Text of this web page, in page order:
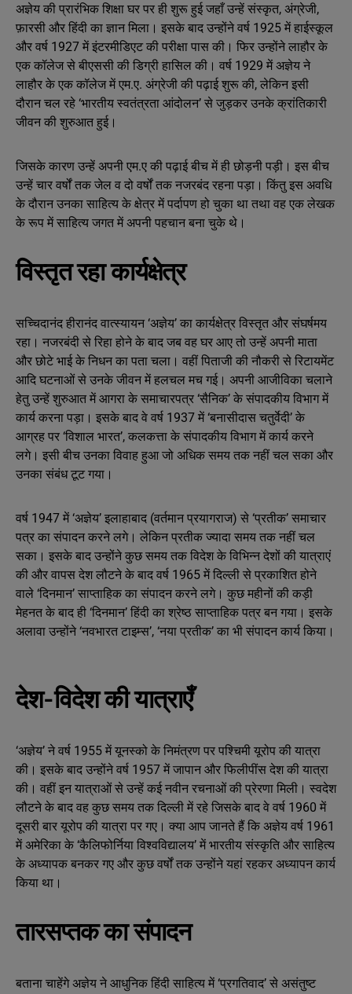
अज्ञेय की प्रारंभिक शिक्षा घर पर ही शुरू हुई जहाँ उन्हें संस्कृत, अंग्रेजी,
फ़ारसी और हिंदी का ज्ञान मिला। इसके बाद उन्होंने वर्ष 1925 में हाईस्कूल
और वर्ष 1927 में इंटरमीडिएट की परीक्षा पास की। फिर उन्होंने लाहौर के
एक कॉलेज से बीएससी की डिग्री हासिल की। वर्ष 1929 में अज्ञेय ने
लाहौर के एक कॉलेज में एम.ए. अंग्रेजी की पढ़ाई शुरू की, लेकिन इसी
दौरान चल रहे ‘भारतीय स्वतंत्रता आंदोलन’ से जुड़कर उनके क्रांतिकारी
जीवन की शुरुआत हुई।
जिसके कारण उन्हें अपनी एम.ए की पढ़ाई बीच में ही छोड़नी पड़ी। इस बीच
उन्हें चार वर्षों तक जेल व दो वर्षों तक नजरबंद रहना पड़ा। किंतु इस अवधि
के दौरान उनका साहित्य के क्षेत्र में पर्दापण हो चुका था तथा वह एक लेखक
के रूप में साहित्य जगत में अपनी पहचान बना चुके थे।
विस्तृत रहा कार्यक्षेत्र
सच्चिदानंद हीरानंद वात्स्यायन ‘अज्ञेय’ का कार्यक्षेत्र विस्तृत और संघर्षमय
रहा। नजरबंदी से रिहा होने के बाद जब वह घर आए तो उन्हें अपनी माता
और छोटे भाई के निधन का पता चला। वहीं पिताजी की नौकरी से रिटायमेंट
आदि घटनाओं से उनके जीवन में हलचल मच गई। अपनी आजीविका चलाने
हेतु उन्हें शुरुआत में आगरा के समाचारपत्र ‘सैनिक’ के संपादकीय विभाग में
कार्य करना पड़ा। इसके बाद वे वर्ष 1937 में ‘बनासीदास चतुर्वेदी’ के
आग्रह पर ‘विशाल भारत’, कलकत्ता के संपादकीय विभाग में कार्य करने
लगे। इसी बीच उनका विवाह हुआ जो अधिक समय तक नहीं चल सका और
उनका संबंध टूट गया।
वर्ष 1947 में ‘अज्ञेय’ इलाहाबाद (वर्तमान प्रयागराज) से ‘प्रतीक’ समाचार
पत्र का संपादन करने लगे। लेकिन प्रतीक ज्यादा समय तक नहीं चल
सका। इसके बाद उन्होंने कुछ समय तक विदेश के विभिन्न देशों की यात्राएं
की और वापस देश लौटने के बाद वर्ष 1965 में दिल्ली से प्रकाशित होने
वाले ‘दिनमान’ साप्ताहिक का संपादन करने लगे। कुछ महीनों की कड़ी
मेहनत के बाद ही ‘दिनमान’ हिंदी का श्रेष्ठ साप्ताहिक पत्र बन गया। इसके
अलावा उन्होंने ‘नवभारत टाइम्स’, ‘नया प्रतीक’ का भी संपादन कार्य किया।
देश-विदेश की यात्राएँ
‘अज्ञेय’ ने वर्ष 1955 में यूनस्को के निमंत्रण पर पश्चिमी यूरोप की यात्रा
की। इसके बाद उन्होंने वर्ष 1957 में जापान और फिलीपींस देश की यात्रा
की। वहीं इन यात्राओं से उन्हें कई नवीन रचनाओं की प्रेरणा मिली। स्वदेश
लौटने के बाद वह कुछ समय तक दिल्ली में रहे जिसके बाद वे वर्ष 1960 में
दूसरी बार यूरोप की यात्रा पर गए। क्या आप जानते हैं कि अज्ञेय वर्ष 1961
में अमेरिका के ‘कैलिफोर्निया विश्वविद्यालय’ में भारतीय संस्कृति और साहित्य
के अध्यापक बनकर गए और कुछ वर्षों तक उन्होंने यहां रहकर अध्यापन कार्य
किया था।
तारसप्तक का संपादन
बताना चाहेंगे अज्ञेय ने आधुनिक हिंदी साहित्य में ‘प्रगतिवाद’ से असंतुष्ट